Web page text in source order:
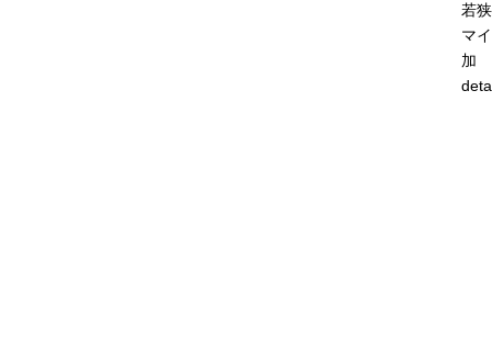
若
マ
加